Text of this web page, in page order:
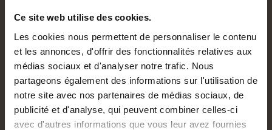
Ce site web utilise des cookies.
Les cookies nous permettent de personnaliser le contenu
et les annonces, d'offrir des fonctionnalités relatives aux
médias sociaux et d'analyser notre trafic. Nous
partageons également des informations sur l'utilisation de
notre site avec nos partenaires de médias sociaux, de
publicité et d'analyse, qui peuvent combiner celles-ci
avec d'autres informations que vous leur avez fournies
Sélectionnez la date
Sélectionnez l’heure
Select Select